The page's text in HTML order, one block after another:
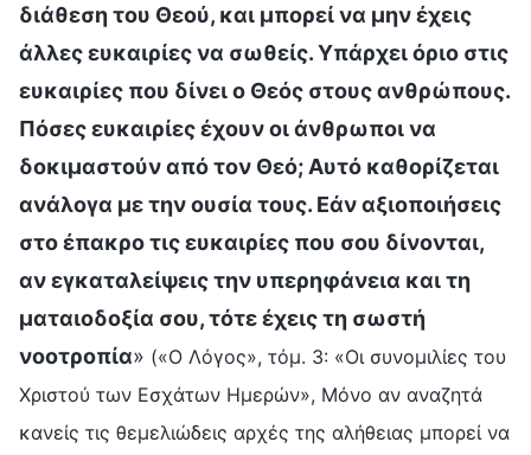
διάθεση του Θεού, και μπορεί να μην έχεις
άλλες ευκαιρίες να σωθείς. Υπάρχει όριο στις
ευκαιρίες που δίνει ο Θεός στους ανθρώπους.
Πόσες ευκαιρίες έχουν οι άνθρωποι να
δοκιμαστούν από τον Θεό; Αυτό καθορίζεται
ανάλογα με την ουσία τους. Εάν αξιοποιήσεις
στο έπακρο τις ευκαιρίες που σου δίνονται,
αν εγκαταλείψεις την υπερηφάνεια και τη
ματαιοδοξία σου, τότε έχεις τη σωστή
νοοτροπία» («Ο Λόγος», τόμ. 3: «Οι συνομιλίες του
Χριστού των Εσχάτων Ημερών», Μόνο αν αναζητά
κανείς τις θεμελιώδεις αρχές της αλήθειας μπορεί να